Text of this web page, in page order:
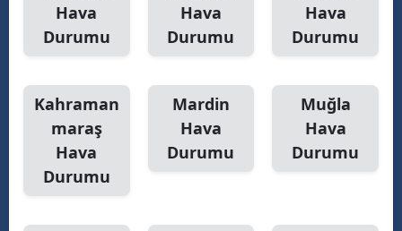
Hava
Durumu
Hava
Durumu
Hava
Durumu
Kahraman
maraş
Hava
Durumu
Mardin
Hava
Durumu
Muğla
Hava
Durumu